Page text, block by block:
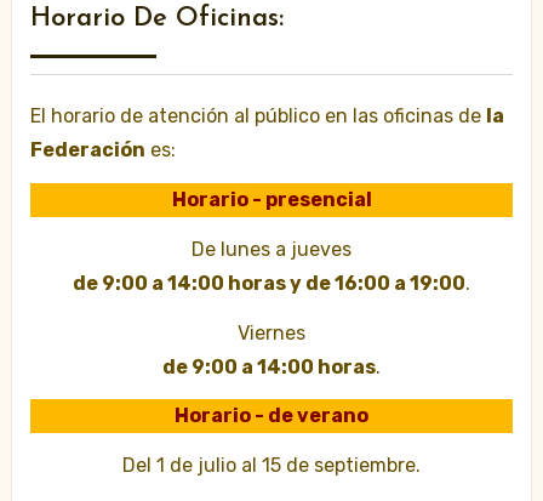
Horario De Oficinas:
El horario de atención al público en las oficinas de la
Federación es:
Horario - presencial
De lunes a jueves
de 9:00 a 14:00 horas y de 16:00 a 19:00.
Viernes
de 9:00 a 14:00 horas.
Horario - de verano
Del 1 de julio al 15 de septiembre.